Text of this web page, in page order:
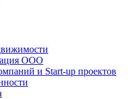
ООО
и Start-up проектов